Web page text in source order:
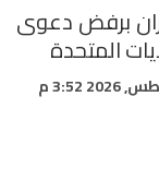
برفض دعوى